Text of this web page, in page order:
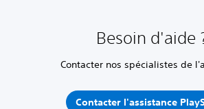
Besoin d'aide
Contacter nos spécialistes de
Contacter l'assistance